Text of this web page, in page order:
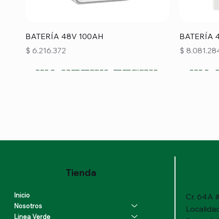
Vista rápida
BATERÍA 48V 100AH
Precio
$ 6.216.372
BATERÍA
Precio
$
Cr. 64A
Tienda
Inicio
Nosotros
Linea Verde